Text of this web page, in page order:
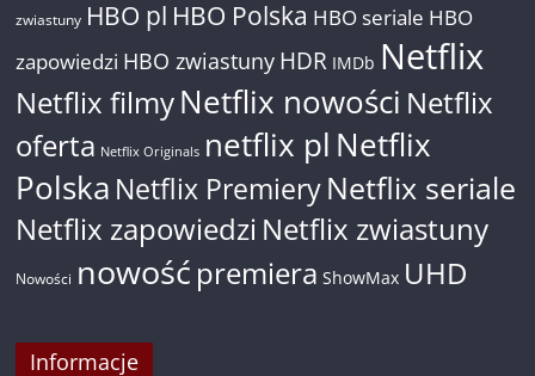
zwiastuny HBO pl HBO Polska HBO seriale HBO
zapowiedzi HBO zwiastuny HDR IMDb Netflix
Netflix filmyNetflix nowości Netflix
oferta Netflix Originals netflix pl Netflix
Polska Netflix PremieryNetflix seriale
Netflix zapowiedzi Netflix zwiastuny
Nowości nowość premiera ShowMax UHD
Informacje